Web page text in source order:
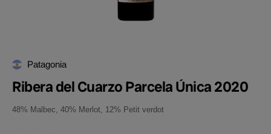
Patagonia
Ribera del Cuarzo Parcela Única 2020
48% Malbec, 40% Merlot, 12% Petit verdot